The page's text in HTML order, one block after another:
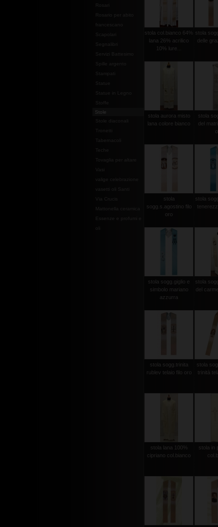
Rosari
Rosario per abito
francescano
Scapolari
Segnalibri
Servizi Battesimo
Spille argento
Stampati
Statue
Statue in Legno
Stoffe
Stole
Stole diaconali
Tabernacoli
valige celebrazione
Mattonella ceramica
Essenze e profumi e
stola col.bianco 64%
lana 26% acrilico
10% lure...
stola
delle
stola aurora misto
lana colore bianco
stola
del
stola
sogg.s.agostino filo
oro
stola
stola sogg.giglio e
simbolo mariano
azzurra
stola
del
stola sogg.trinita
rublev telaio filo oro
stola
trinità
stola lana 100%
cipriano col.bianco
stola in